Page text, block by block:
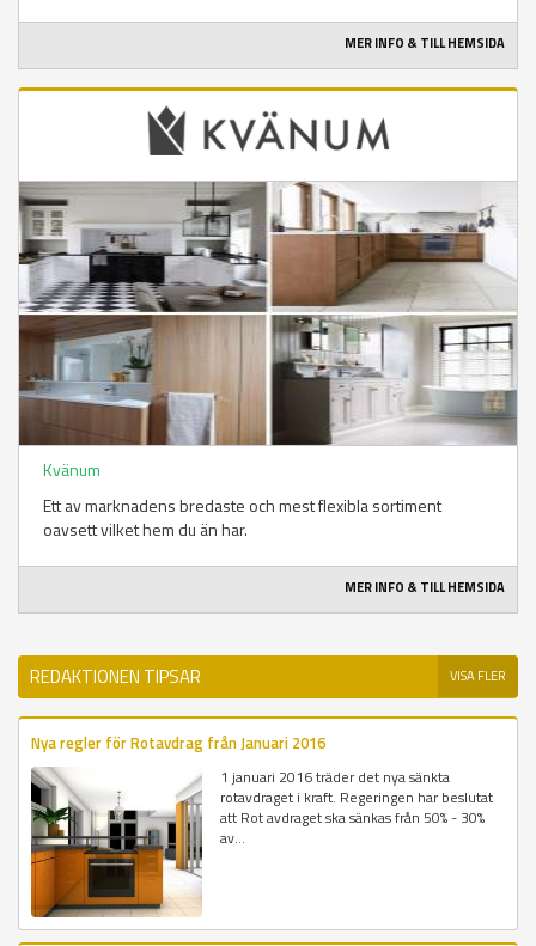
MER INFO & TILL HEMSIDA
Kvänum
Ett av marknadens bredaste och mest flexibla sortiment
oavsett vilket hem du än har.
MER INFO & TILL HEMSIDA
REDAKTIONEN TIPSAR VISA FLER
Nya regler för Rotavdrag från Januari 2016
1 januari 2016 träder det nya sänkta
rotavdraget i kraft. Regeringen har beslutat
att Rot avdraget ska sänkas från 50% - 30%
av...